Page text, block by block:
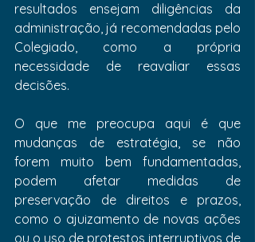
resultados ensejam diligências da
administração, já recomendadas pelo
Colegiado, como a própria
necessidade de reavaliar essas
decisões.
O que me preocupa aqui é que
mudanças de estratégia, se não
forem muito bem fundamentadas,
podem afetar medidas de
preservação de direitos e prazos,
como o ajuizamento de novas ações
ou o uso de protestos interruptivos de